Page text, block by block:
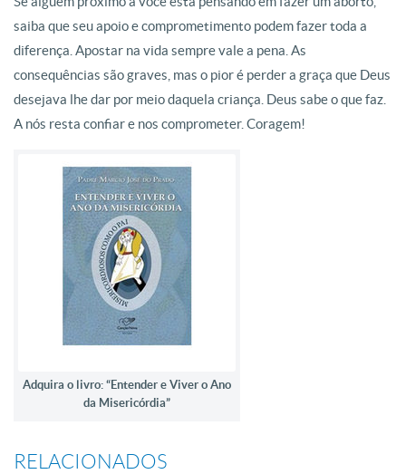
saiba que seu apoio e comprometimento podem fazer toda a
diferença. Apostar na vida sempre vale a pena. As
consequências são graves, mas o pior é perder a graça que Deus
desejava lhe dar por meio daquela criança. Deus sabe o que faz.
A nós resta confiar e nos comprometer. Coragem!
Adquira o livro: “Entender e Viver o Ano
da Misericórdia”
RELACIONADOS